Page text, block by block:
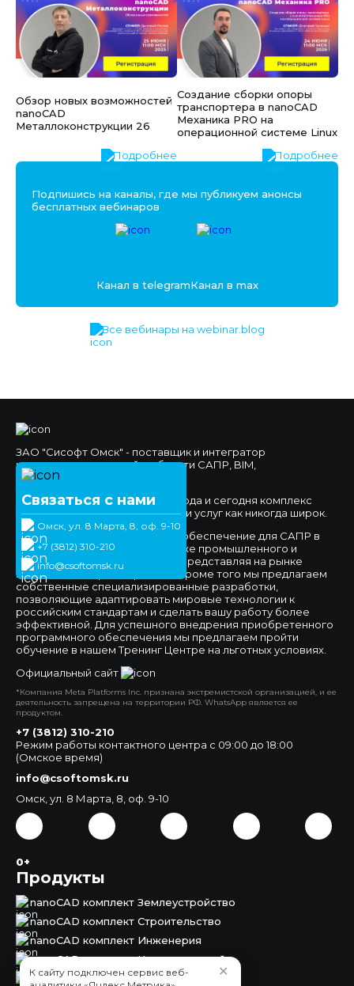
Обзор новых возможностей
nanoCAD
Металлоконструкции 26
Подробнее
Создание сборки опоры
транспортера в nanoCAD
Механика PRO на
операционной системе Linux
Подробнее
Подпишись на каналы, где мы публикуем анонсы
бесплатных вебинаров
Канал в telegramКанал в max
Все вебинары на webinar.blog
Связаться с нами
Омск, ул. 8 Марта, 8, оф. 9-10
+7 (3812) 310-210
info@csoftomsk.ru
ЗАО "Сисофт Омск" - поставщик и интегратор
комплексных решений в области САПР, BIM,
Документооборота.
Мы работаем на рынке с 1994 года и сегодня комплекс
предлагаемых нами продуктов и услуг как никогда широк.
Мы предлагаем программное обеспечение для САПР в
сфере машиностроения, а также промышленного и
гражданского строительства, представляя на рынке
ведущих вендоров отраслей. Кроме того мы предлагаем
собственные специализированные разработки,
позволяющие адаптировать мировые технологии к
российским стандартам и сделать вашу работу более
эффективной. Для успешного внедрения приобретенного
программного обеспечения мы предлагаем пройти
обучение в нашем Тренинг Центре на льготных условиях.
Официальный сайт
*Компания Meta Platforms Inc. признана экстремистской организацией, и ее
деятельность запрещена на территории РФ. WhatsApp является ее
продуктом.
Продукты
nanoCAD комплект Землеустройство
nanoCAD комплект Строительство
nanoCAD комплект Инженерия
nanoCAD комплект Корпоративный
nanoCAD Землеустройство
+7 (3812) 310-210
Режим работы контактного центра с 09:00 до 18:00
(Омское время)
info@csoftomsk.ru
Омск, ул. 8 Марта, 8, оф. 9-10
0+
К сайту подключен сервис веб-
✕